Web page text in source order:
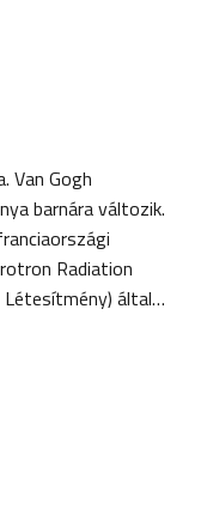
Van Gogh
barnára változik.
Radiation
Létesítmény) által…